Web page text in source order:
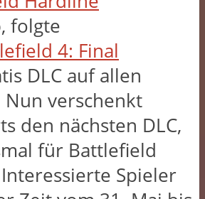
folgte
4: Final
DLC auf allen
verschenkt
den nächsten DLC,
für Battlefield
Spieler